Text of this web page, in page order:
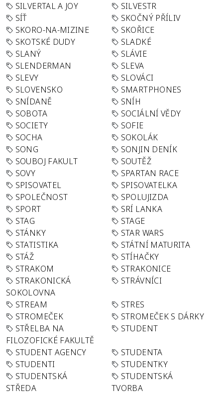
SILVERTAL A JOY
SILVESTR
SÍŤ
SKOČNÝ PŘÍLIV
SKORO-NA-MIZINE
SKOŘICE
SKOTSKÉ DUDY
SLADKÉ
SLANÝ
SLÁVIE
SLENDERMAN
SLEVA
SLEVY
SLOVÁCI
SLOVENSKO
SMARTPHONES
SNÍDANĚ
SNÍH
SOBOTA
SOCIÁLNÍ VĚDY
SOCIETY
SOFIE
SOCHA
SOKOLÁK
SONG
SONJIN DENÍK
SOUBOJ FAKULT
SOUTĚŽ
SOVY
SPARTAN RACE
SPISOVATEL
SPISOVATELKA
SPOLEČNOST
SPOLUJIZDA
SPORT
SRÍ LANKA
STAG
STAGE
STÁNKY
STAR WARS
STATISTIKA
STÁTNÍ MATURITA
STÁŽ
STÍHAČKY
STRAKOM
STRAKONICE
STRAKONICKÁ
SOKOLOVNA
STRÁVNÍCI
STREAM
STRES
STROMEČEK
STROMEČEK S DÁRKY
STŘELBA NA
FILOZOFICKÉ FAKULTĚ
STUDENT
STUDENT AGENCY
STUDENTA
STUDENTI
STUDENTKY
STUDENTSKÁ
STŘEDA
STUDENTSKÁ
TVORBA